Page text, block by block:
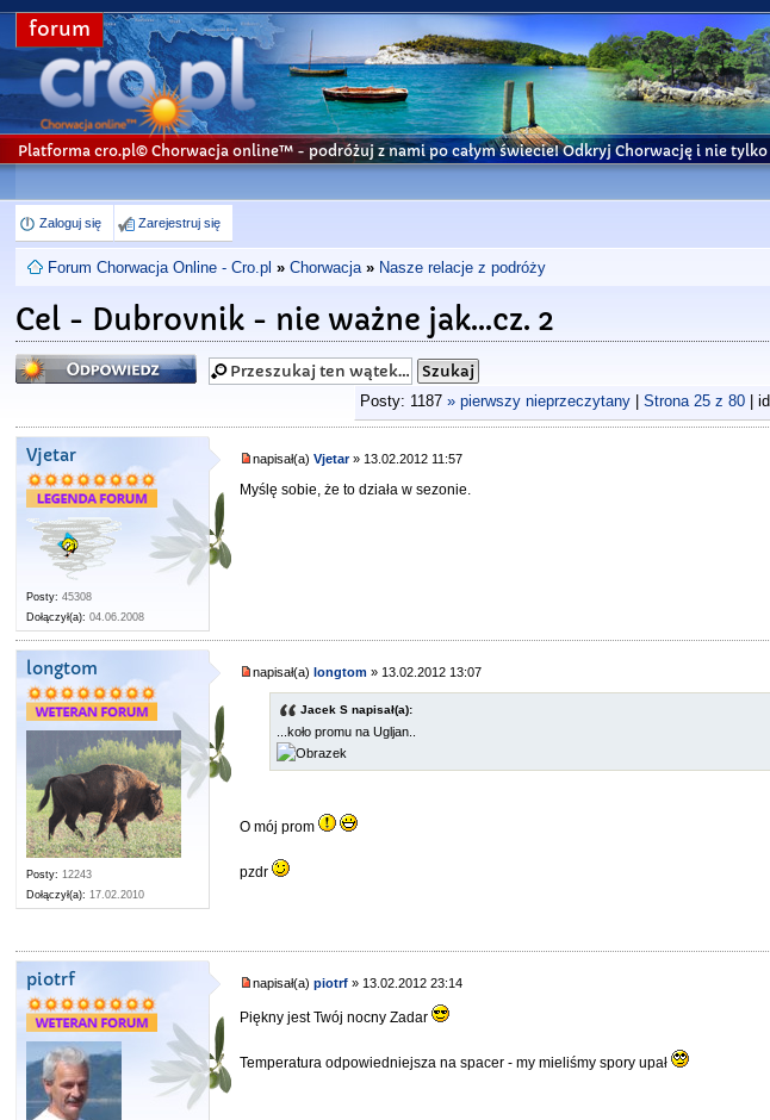
forum
Platforma cro.pl© Chorwacja online™ - podróżuj z nami po całym świecie! Odkryj Chorwację i nie
Zaloguj się Zarejestruj się
Forum Chorwacja Online - Cro.pl » Chorwacja » Nasze relacje z podróży
Cel - Dubrovnik - nie ważne jak...cz. 2
Odpowiedz
Posty: 1187 » pierwszy nieprzeczytany| Strona 25z 80|
Vjetar
Posty: 45308
Dołączył(a): 04.06.2008
napisał(a)Vjetar» 13.02.2012 11:57
Myślę sobie, że to działa w sezonie.
longtom
Posty: 12243
Dołączył(a): 17.02.2010
napisał(a)longtom » 13.02.2012 13:07
Jacek S napisał(a):
...koło promu na Ugljan..
O mój prom
pzdr
piotrf napisał(a)piotrf » 13.02.2012 23:14
Piękny jest Twój nocny Zadar
Temperatura odpowiedniejsza na spacer - my mieliśmy spory upał